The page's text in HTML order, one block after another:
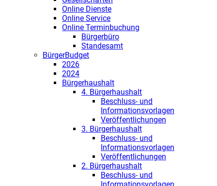
Online Dienste
Online Service
Online Terminbuchung
Bürgerbüro
Standesamt
BürgerBudget
2026
2024
Bürgerhaushalt
4. Bürgerhaushalt
Beschluss- und
Informationsvorlagen
Veröffentlichungen
3. Bürgerhaushalt
Beschluss- und
Informationsvorlagen
Veröffentlichungen
2. Bürgerhaushalt
Beschluss- und